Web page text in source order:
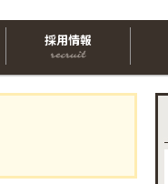
採用情報